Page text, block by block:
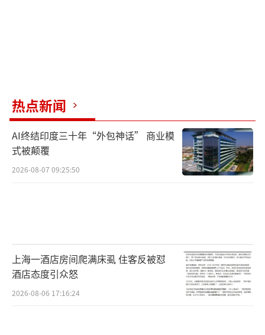
热点新闻
AI终结印度三十年“外包神话” 商业模
式被颠覆
2026-08-07 09:25:50
上海一酒店房间爬满床虱 住客反被怼
酒店态度引众怒
2026-08-06 17:16:24